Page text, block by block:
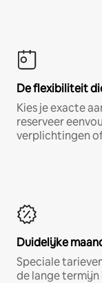
De flexibiliteit
Kies je exacte
reserveer
verplichtingen
Duidelijke
Speciale
de lange